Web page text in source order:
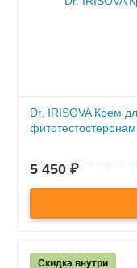
Dr. IRISOVA Крем
В наличии
- повышает
5 450 ₽
Скидка внутри